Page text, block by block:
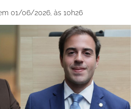
01/06/2026, às 10h26